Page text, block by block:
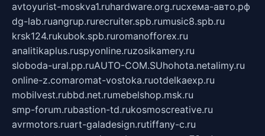
avtoyurist-moskva1.ruhardware.org.ruсхема-авто.рф
dg-lab.ruangrup.rurecruiter.spb.rumusic8.spb.ru
krsk124.rukubok.spb.ruromanofforex.ru
analitikaplus.ruspyonline.ruzosikamery.ru
sloboda-ural.pp.ruAUTO-COM.SUhohota.netalimy.ru
online-z.comaromat-vostoka.ruotdelkaexp.ru
mobilvest.rubbd.net.rumebelshop.msk.ru
smp-forum.rubastion-td.rukosmoscreative.ru
avrmotors.ruart-galadesign.rutiffany-c.ru